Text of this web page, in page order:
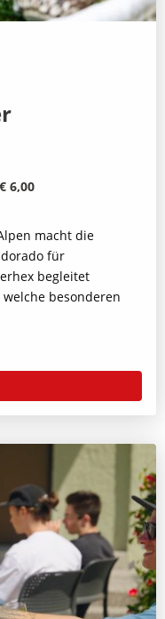
6,00
macht die
für
begleitet
besonderen